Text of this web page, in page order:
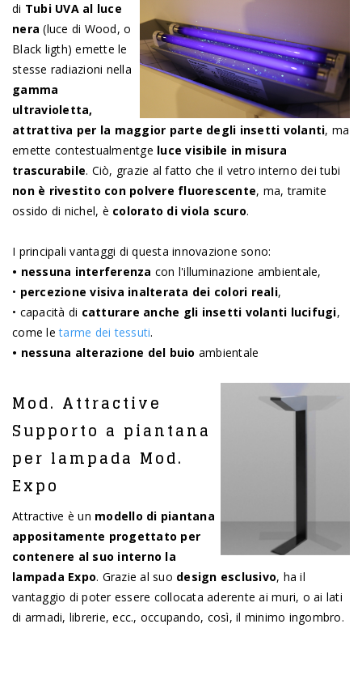
di Tubi UVA al luce
nera(luce di Wood, o
Black ligth) emette le
stesse radiazioni nella
gamma
ultravioletta,
attrattiva per la maggior parte degli insetti volanti, ma
emette contestualmentge luce visibile in misura
trascurabile. Ciò, grazie al fatto che il vetro interno dei tubi
non è rivestito con polvere fluorescente, ma, tramite
ossido di nichel, è colorato di viola scuro.
I principali vantaggi di questa innovazione sono:
• nessuna interferenza con l'illuminazione ambientale,
• percezione visiva inalterata dei colori reali,
• capacità di catturare anche gli insetti volanti lucifugi,
come letarme dei tessuti.
• nessuna alterazione del buio ambientale
Mod. Attractive
Supporto a piantana
per lampada Mod.
Expo
Attractive è un modello di piantana
appositamente progettato per
contenere al suo interno la
lampada Expo. Grazie al suo design esclusivo, ha il
vantaggio di poter essere collocata aderente ai muri, o ai lati
di armadi, librerie, ecc., occupando, così, il minimo ingombro.